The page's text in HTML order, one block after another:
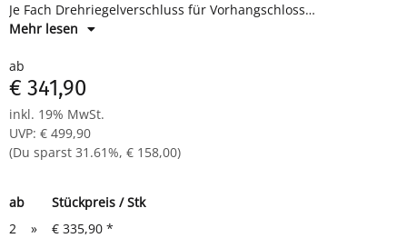
Je Fach Drehriegelverschluss für Vorhangschloss
Maße: H 1800 x B 800 x T 500 mm
Mehr lesen
ab
€ 341,90
inkl. 19% MwSt.
UVP: € 499,90
(Du sparst 31.61%, € 158,00)
ab
Stückpreis / Stk
2
» € 335,90 *